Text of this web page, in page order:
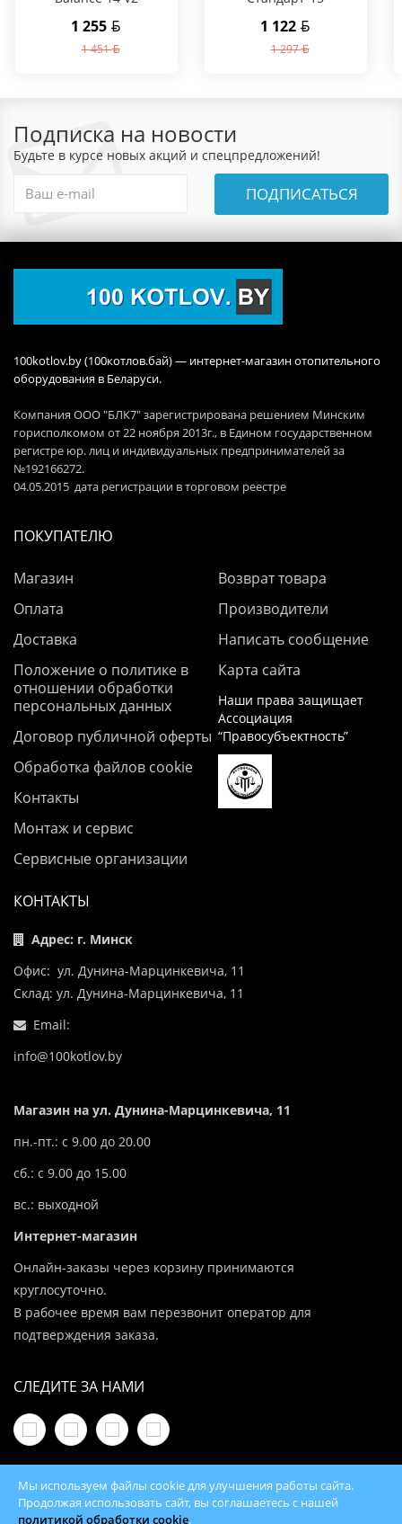
1 255
1 451
1 122
1 297
Подписка на новости
Будьте в курсе новых акций и спецпредложений!
ПОДПИСАТЬСЯ
100kotlov.by (100котлов.бай) — интернет-магазин отопительного
оборудования в Беларуси.
Компания ООО "БЛК7" зарегистрирована решением Минским
горисполкомом от 22 ноября 2013г., в Едином государственном
регистре юр. лиц и индивидуальных предпринимателей за
№192166272.
04.05.2015 дата регистрации в торговом реестре
ПОКУПАТЕЛЮ
Магазин
Оплата
Доставка
Положение о политике в
отношении обработки
персональных данных
Договор публичной оферты
Обработка файлов cookie
Контакты
Монтаж и сервис
Сервисные организации
Возврат товара
Производители
Написать сообщение
Карта сайта
Наши права защищает
Ассоциация
“Правосубъектность”
КОНТАКТЫ
Адрес: г. Минск
Офис: ул. Дунина-Марцинкевича, 11
Склад: ул. Дунина-Марцинкевича, 11
Email:
info@100kotlov.by
Магазин на ул. Дунина-Марцинкевича, 11
пн.-пт.: с 9.00 до 20.00
сб.: с 9.00 до 15.00
вс.: выходной
Интернет-магазин
Онлайн-заказы через корзину принимаются
круглосуточно.
В рабочее время вам перезвонит оператор для
подтверждения заказа.
СЛЕДИТЕ ЗА НАМИ
Мы используем файлы cookie для улучшения работы сайта.
Продолжая использовать сайт, вы соглашаетесь с нашей
политикой обработки cookie.